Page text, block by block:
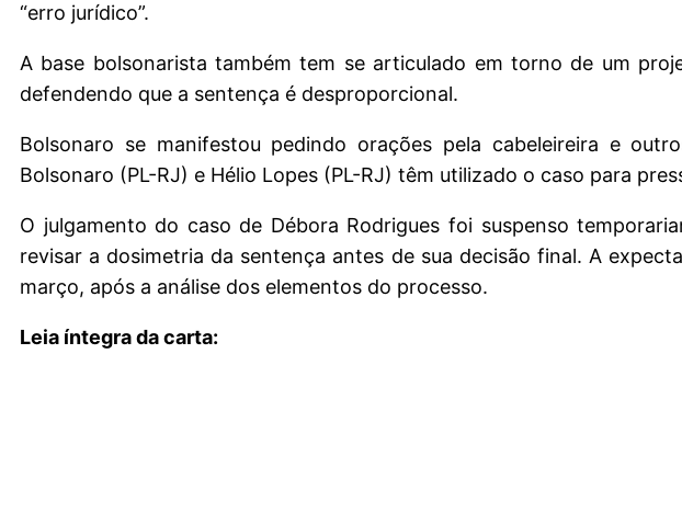
“erro jurídico”.
A base bolsonarista também tem se articulado em torno de um
defendendo que a sentença é desproporcional.
Bolsonaro se manifestou pedindo orações pela cabeleireira e
Bolsonaro (PL-RJ) e Hélio Lopes (PL-RJ) têm utilizado o caso para
O julgamento do caso de Débora Rodrigues foi suspenso
revisar a dosimetria da sentença antes de sua decisão final. A
março, após a análise dos elementos do processo.
Leia íntegra da carta: